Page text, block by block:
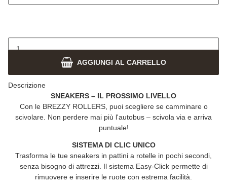
AGGIUNGI AL CARRELLO
Descrizione
SNEAKERS – IL PROSSIMO LIVELLO
Con le BREZZY ROLLERS, puoi scegliere se camminare o
scivolare. Non perdere mai più l'autobus – scivola via e arriva
puntuale!
SISTEMA DI CLIC UNICO
Trasforma le tue sneakers in pattini a rotelle in pochi secondi,
senza bisogno di attrezzi. Il sistema Easy-Click permette di
rimuovere e inserire le ruote con estrema facilità.